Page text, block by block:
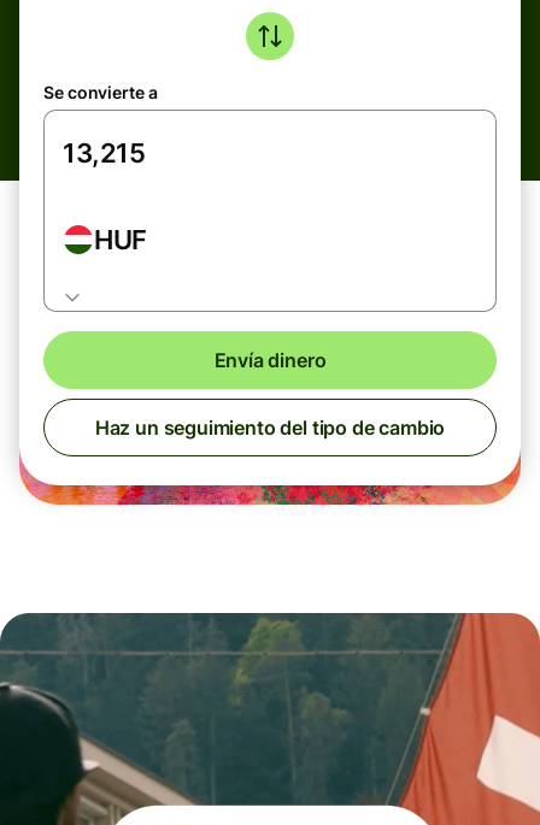
Se convierte a
HUF
Envía dinero
Haz un seguimiento del tipo de cambio